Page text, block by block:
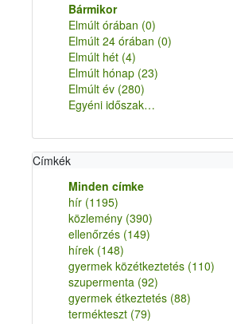
Bármikor
Elmúlt órában (0)
Elmúlt 24 órában (0)
Elmúlt hét (4)
Elmúlt hónap (23)
Elmúlt év (280)
Egyéni időszak…
Címkék
Minden címke
hír (1195)
közlemény (390)
ellenőrzés (149)
hírek (148)
gyermek közétkeztetés (110)
szupermenta (92)
gyermek étkeztetés (88)
termékteszt (79)